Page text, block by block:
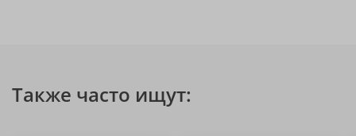
Также часто ищут: